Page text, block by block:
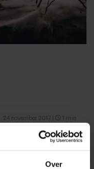
Over
24 november 2017 1 min